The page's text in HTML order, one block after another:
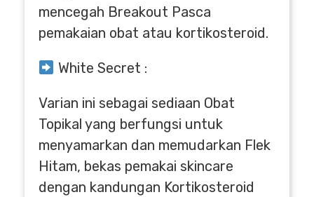
mencegah Breakout Pasca
pemakaian obat atau kortikosteroid.
White Secret :
Varian ini sebagai sediaan Obat
Topikal yang berfungsi untuk
menyamarkan dan memudarkan Flek
Hitam, bekas pemakai skincare
dengan kandungan Kortikosteroid